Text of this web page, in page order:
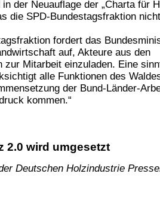
der Neuauflage der „Charta für
die SPD-Bundestagsfraktion
fordert das
auf, Akteure aus den
zur Mitarbeit einzuladen. Eine
alle Funktionen des
der Bund-Länder-
kommen.“
2.0 wird umgesetzt
Deutschen Holzindustrie